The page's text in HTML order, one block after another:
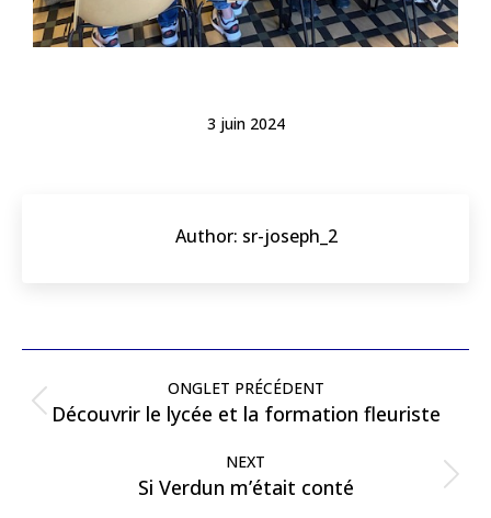
3 juin 2024
Author: sr-joseph_2
ONGLET PRÉCÉDENT
Découvrir le lycée et la formation fleuriste
NEXT
Si Verdun m’était conté